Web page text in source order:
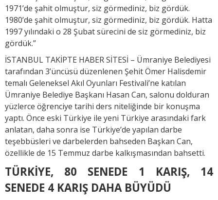
1971’de şahit olmuştur, siz görmediniz, biz gördük.
1980’de şahit olmuştur, siz görmediniz, biz gördük. Hatta
1997 yılındaki o 28 Şubat sürecini de siz görmediniz, biz
gördük.”
İSTANBUL TAKİPTE HABER SİTESİ – Ümraniye Belediyesi
tarafından 3’üncüsü düzenlenen Şehit Ömer Halisdemir
temalı Geleneksel Akıl Oyunları Festivali’ne katılan
Ümraniye Belediye Başkanı Hasan Can, salonu dolduran
yüzlerce öğrenciye tarihi ders niteliğinde bir konuşma
yaptı. Önce eski Türkiye ile yeni Türkiye arasındaki fark
anlatan, daha sonra ise Türkiye’de yapılan darbe
teşebbüsleri ve darbelerden bahseden Başkan Can,
özellikle de 15 Temmuz darbe kalkışmasından bahsetti.
TÜRKİYE, 80 SENEDE 1 KARIŞ, 14
SENEDE 4 KARIŞ DAHA BÜYÜDÜ